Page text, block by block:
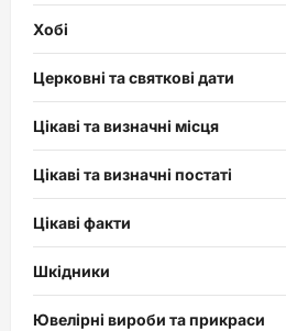
Хобі
Церковні та святкові дати
Цікаві та визначні місця
Цікаві та визначні постаті
Цікаві факти
Шкідники
Ювелірні вироби та прикраси